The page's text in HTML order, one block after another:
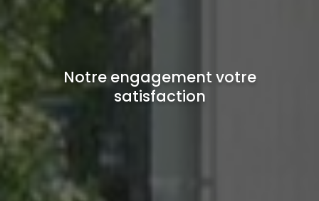
Notre engagement votre
satisfaction